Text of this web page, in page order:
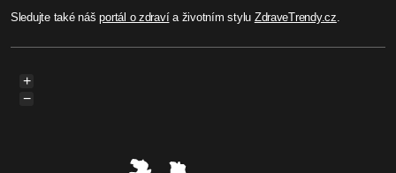
Sledujte také nášportál o zdravía životním stylu ZdraveTrendy.cz
+
−